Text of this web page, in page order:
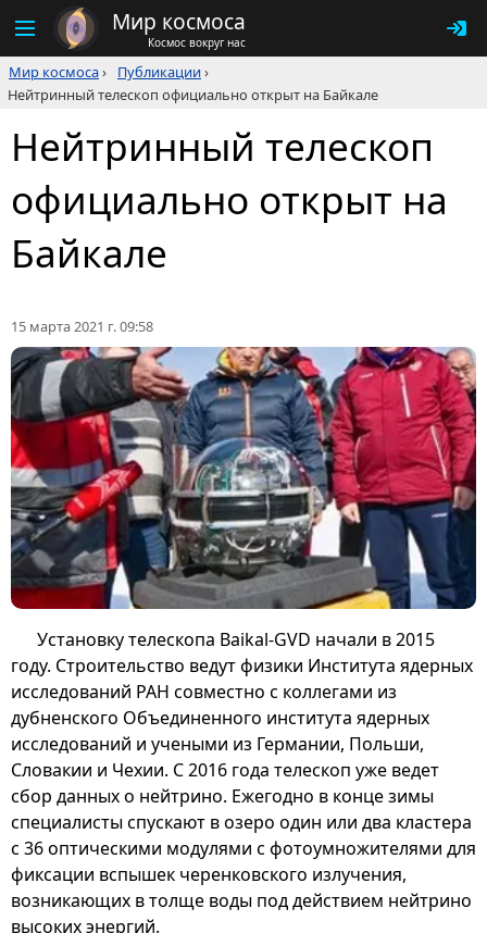
Мир космоса
Космос вокруг нас
Мир космоса› Публикации›
Нейтринный телескоп официально открыт на Байкале
Нейтринный телескоп
официально открыт на
Байкале
15 марта 2021 г. 09:58
Установку телескопа Baikal-GVD начали в 2015
году. Строительство ведут физики Института ядерных
исследований РАН совместно с коллегами из
дубненского Объединенного института ядерных
исследований и учеными из Германии, Польши,
Словакии и Чехии. С 2016 года телескоп уже ведет
сбор данных о нейтрино. Ежегодно в конце зимы
специалисты спускают в озеро один или два кластера
с 36 оптическими модулями с фотоумножителями для
фиксации вспышек черенковского излучения,
возникающих в толще воды под действием нейтрино
высоких энергий.